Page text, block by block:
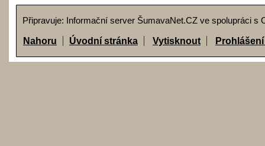
Nahoru Úvodní stránka Vytisknout
Připravuje: Informační server ŠumavaNet.CZ ve spolupráci s